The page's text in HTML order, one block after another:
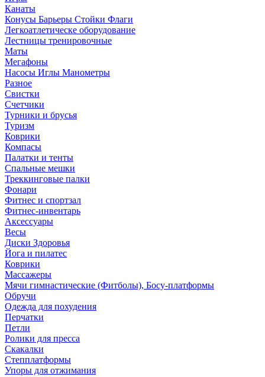
Канаты
Конусы Барьеры Стойки Флаги
Легкоатлетическе оборудование
Лестницы тренировочные
Маты
Мегафоны
Насосы Иглы Манометры
Разное
Свистки
Счетчики
Турники и брусья
Туризм
Коврики
Компасы
Палатки и тенты
Спальные мешки
Треккинговые палки
Фонари
Фитнес и спортзал
Фитнес-инвентарь
Аксессуары
Весы
Диски Здоровья
Йога и пилатес
Коврики
Массажеры
Мячи гимнастические (Фитболы), Босу-платформы
Обручи
Одежда для похудения
Перчатки
Петли
Ролики для пресса
Скакалки
Степплатформы
Упоры для отжимания